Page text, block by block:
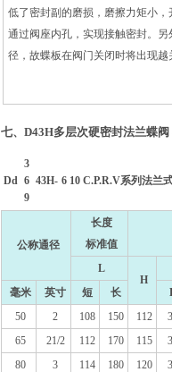
低了密封副的磨损，磨擦力矩小
通过阀座内孔，实现接触密封。
径，故蝶板在阀门关闭时将出现越
七、D43H多层次硬密封法兰蝶阀
Dd
3
6
9
43H- 6 10 C.P.R.V系列法兰
公称通径
长度
标准值
L
H
毫米
英寸 短 长
50
2 108 150 112
65
21/2 112 170 115
80
3 114 180 120